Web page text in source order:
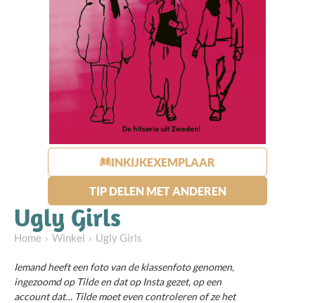
INKIJKEXEMPLAAR
TIP DELEN MET ANDEREN
Ugly Girls
Home Winkel Ugly Girls
Iemand heeft een foto van de klassenfoto genomen,
ingezoomd op Tilde en dat op Insta gezet, op een
account dat… Tilde moet even controleren of ze het